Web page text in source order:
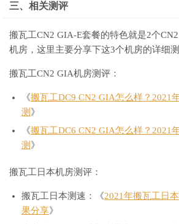
三、相关测评
搬瓦工CN2 GIA-E套餐的特色就是2个
机房，这里主要分享下这3个机房的详细测
搬瓦工CN2 GIA机房测评：
《搬瓦工DC9 CN2 GIA怎么样？2021
测 》
《搬瓦工DC6 CN2 GIA怎么样？2021
测 》
搬瓦工日本机房测评：
搬瓦工日本测速：《2021年搬瓦工日
果分享》